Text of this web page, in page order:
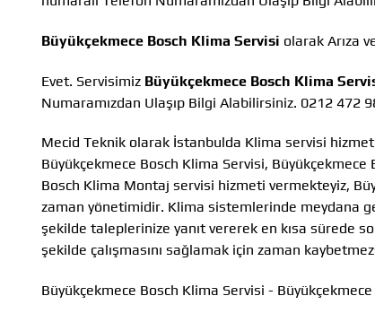
Büyükçekmece Bosch Klima Servisi olarak Arıza
Evet. Servisimiz Büyükçekmece Bosch Klima
Numaramızdan Ulaşıp Bilgi Alabilirsiniz. 0212 472
Mecid Teknik olarak İstanbulda Klima servisi
Büyükçekmece Bosch Klima Servisi,
Bosch Klima Montaj servisi hizmeti vermekteyiz,
zaman yönetimidir. Klima sistemlerinde meydana
şekilde taleplerinize yanıt vererek en kısa sürede
şekilde çalışmasını sağlamak için zaman
Büyükçekmece Bosch Klima Servisi -